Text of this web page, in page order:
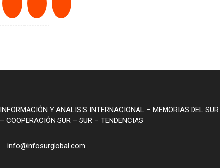
INFORMACIÓN Y ANALISIS INTERNACIONAL – MEMORIAS DEL SUR
– COOPERACIÓN SUR – SUR – TENDENCIAS
info@infosurglobal.com